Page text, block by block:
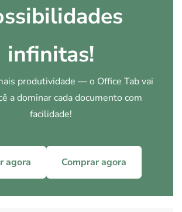
infinitas!
produtividade — o Office Tab vai
a dominar cada documento com
facilidade!
agora Comprar agora